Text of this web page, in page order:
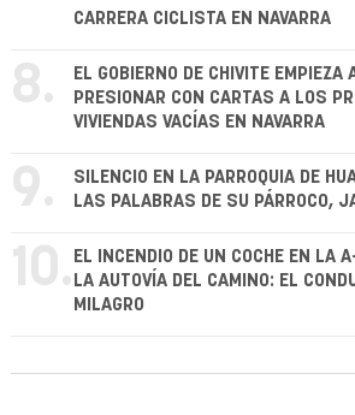
CARRERA CICLISTA EN NAVARRA
8.
EL GOBIERNO DE CHIVITE EMPIEZA
PRESIONAR CON CARTAS A LOS
VIVIENDAS VACÍAS EN NAVARRA
9.
SILENCIO EN LA PARROQUIA DE
LAS PALABRAS DE SU PÁRROCO,
10. EL INCENDIO DE UN COCHE EN LA
LA AUTOVÍA DEL CAMINO: EL
MILAGRO